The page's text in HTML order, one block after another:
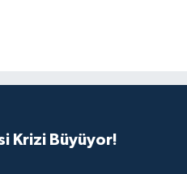
Krizi Büyüyor!